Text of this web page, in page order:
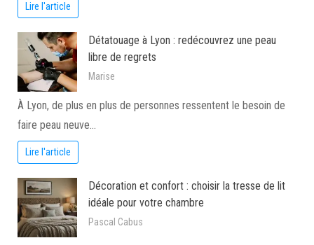
Lire l'article
Détatouage à Lyon : redécouvrez une peau
libre de regrets
Marise
À Lyon, de plus en plus de personnes ressentent le besoin de
faire peau neuve…
Lire l'article
Décoration et confort : choisir la tresse de lit
idéale pour votre chambre
Pascal Cabus